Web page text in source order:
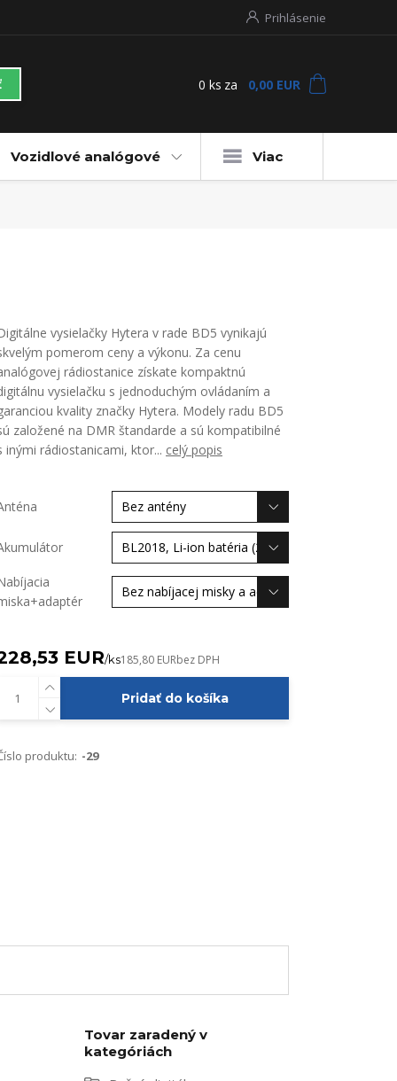
Prihlásenie
0 ks za 0,00 EUR
Vozidlové analógové Viac
vysielačky Hytera v rade BD5 vynikajú
pomerom ceny a výkonu. Za cenu
rádiostanice získate kompaktnú
vysielačku s jednoduchým ovládaním a
kvality značky Hytera. Modely radu BD5
založené na DMR štandarde a sú kompatibilné
inými rádiostanicami, ktor... celý popis
EUR/ks185,80 EURbez DPH
Pridať do košíka
produktu: -29
Tovar zaradený v
kategóriách